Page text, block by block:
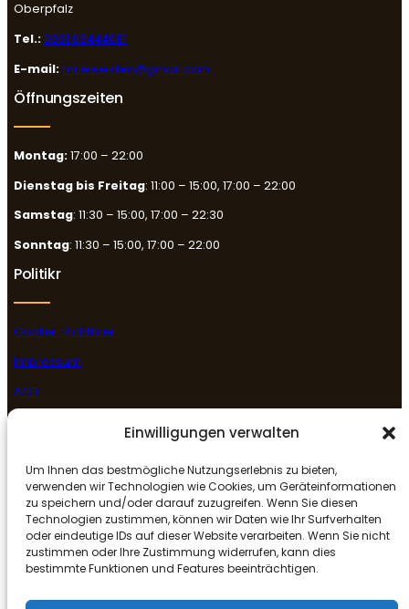
Einwilligungen verwalten
Um Ihnen das bestmögliche Nutzungserlebnis zu bieten,
verwenden wir Technologien wie Cookies, um Geräteinformationen
zu speichern und/oder darauf zuzugreifen. Wenn Sie diesen
Technologien zustimmen, können wir Daten wie Ihr Surfverhalten
oder eindeutige IDs auf dieser Website verarbeiten. Wenn Sie nicht
zustimmen oder Ihre Zustimmung widerrufen, kann dies
bestimmte Funktionen und Features beeinträchtigen.
Oberpfalz
Tel.:0961 63444081
E-mail:mrleweiden@gmail.com
Öffnungszeiten
Montag:17:00 – 22:00
Dienstag bis Freitag: 11:00 – 15:00, 17:00 – 22:00
Samstag: 11:30 – 15:00, 17:00 – 22:30
Sonntag: 11:30 – 15:00, 17:00 – 22:00
Politikr
Cookie-Richtlinie
Impressum
AGB
Folge uns
InstagramGoogle